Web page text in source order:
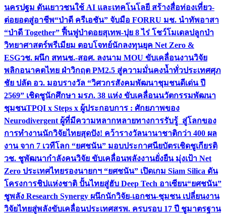
นครปฐม ดันเยาวชนใช้ AI และเทคโนโลยี สร้างสื่อท่องเที่ยว-
ต่อยอดสู่อาชีพ“ป่าดี ครีเอชัน” จับมือ FORRU มช. นำทัพอาสา
“ป่าดี Together” ฟื้นฟูป่าดอยสุเทพ-ปุย 8 ไร่ โชว์โมเดลปลูกป่า
วิทยาศาสตร์พรีเมียม ตอบโจทย์นักลงทุนยุค Net Zero &
ESGวช. ผนึก สทนช.-สอศ. ลงนาม MOU ขับเคลื่อนงานวิจัย
พลิกอนาคตไทย ฝ่าวิกฤต PM2.5 สู่ความมั่นคงน้ำทั่วประเทศศุภ
ชัย ปลัด อว. มอบรางวัล “วิศวกรสังคมพัฒนาชุมชนดีเด่น ปี
2569” เชิดชูนักศึกษา มรภ. 38 แห่ง ขับเคลื่อนนวัตกรรมพัฒนา
ชุมชนTPQI x Steps x ผู้ประกอบการ : ศักยภาพของ
Neurodivergent ผู้ที่มีความหลากหลายทางการรับรู้ สู่โลกของ
การทำงานนักวิจัยไทยสุดปัง! คว้ารางวัลนานาชาติกว่า 400 ผล
งาน จาก 7 เวทีโลก “ยศชนัน” มอบประกาศนียบัตรเชิดชูเกียรติ
วช. ชูพัฒนากำลังคนวิจัย ขับเคลื่อนพลังงานยั่งยืน มุ่งเป้า Net
Zero ประเทศไทยรองนายกฯ “ยศชนัน” เปิดเกม Siam Silica ดัน
โครงการชิปแห่งชาติ ปั้นไทยสู่ฮับ Deep Tech อาเซียน“ยศชนัน”
ชูพลัง Research Synergy ผนึกนักวิจัย-เอกชน-ชุมชน เปลี่ยนงาน
วิจัยไทยสู่พลังขับเคลื่อนประเทศสรพ. ครบรอบ 17 ปี ชูมาตรฐาน